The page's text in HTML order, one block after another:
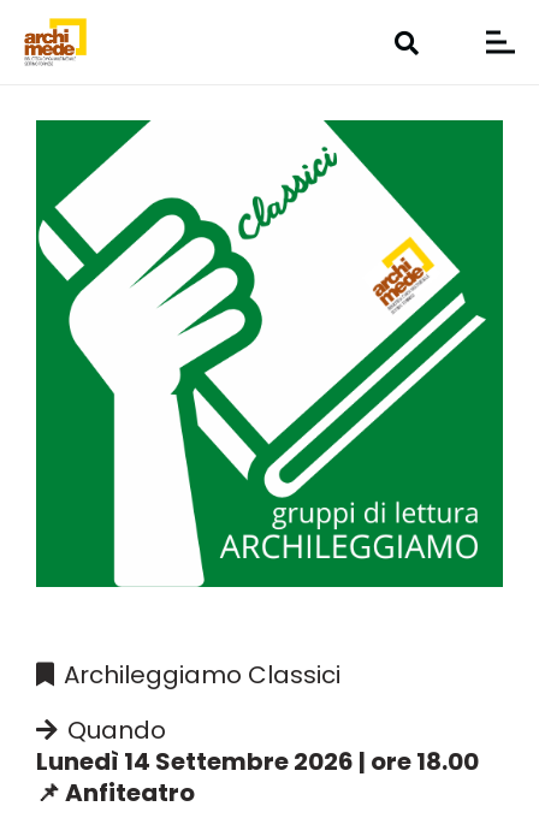
Archileggiamo Classici
Quando
Lunedì 14 Settembre 2026 | ore 18.00
📌 Anfiteatro